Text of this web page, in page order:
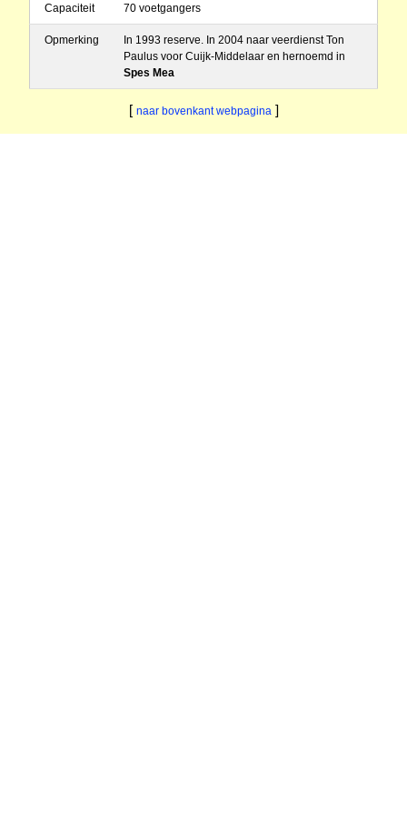
Capaciteit 70 voetgangers
Opmerking
In 1993 reserve. In 2004 naar veerdienst Ton
Paulus voor Cuijk-Middelaar en hernoemd in
Spes Mea
[ naar bovenkant webpagina ]